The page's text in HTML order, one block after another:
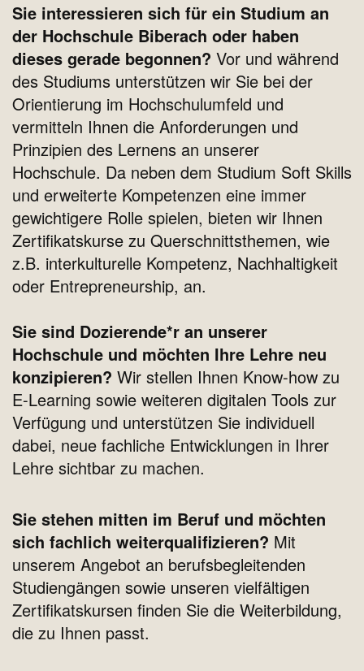
Sie interessieren sich für ein Studium an
der Hochschule Biberach oder haben
dieses gerade begonnen? Vor und während
des Studiums unterstützen wir Sie bei der
Orientierung im Hochschulumfeld und
vermitteln Ihnen die Anforderungen und
Prinzipien des Lernens an unserer
Hochschule. Da neben dem Studium Soft Skills
und erweiterte Kompetenzen eine immer
gewichtigere Rolle spielen, bieten wir Ihnen
Zertifikatskurse zu Querschnittsthemen, wie
z.B. interkulturelle Kompetenz, Nachhaltigkeit
oder Entrepreneurship, an.
Sie sind Dozierende*r an unserer
Hochschule und möchten Ihre Lehre neu
konzipieren? Wir stellen Ihnen Know-how zu
E-Learning sowie weiteren digitalen Tools zur
Verfügung und unterstützen Sie individuell
dabei, neue fachliche Entwicklungen in Ihrer
Lehre sichtbar zu machen.
Sie stehen mitten im Beruf und möchten
sich fachlich weiterqualifizieren? Mit
unserem Angebot an berufsbegleitenden
Studiengängen sowie unseren vielfältigen
Zertifikatskursen finden Sie die Weiterbildung,
die zu Ihnen passt.